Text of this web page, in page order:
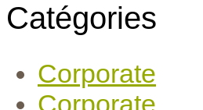
Catégories
Corporate
Corporate